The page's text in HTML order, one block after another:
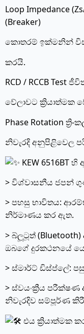
Loop Impedance
(Breaker)
කොතරම් ඉක්මනින්
කරයි.
RCD / RCCB
වේලාවට ක්‍රියාත්මක
Phase Rotation ත්‍රි-
නිවැරදි අනුපිළිවෙල
KEW 6516BT
> විශ්වාසනීය ජපන්
> පහසු භාවිතය:
නිර්මාණය කර ඇත.
> බ්ලූටූත්
ඔබගේ දුරකථනයේ
> ස්මාර්ට් ඩිස්ප්ලේ:
> ස්වයංක්‍රීය
නිවැරදිව සම්පූර්ණ
එය ක්‍රියාත්මක